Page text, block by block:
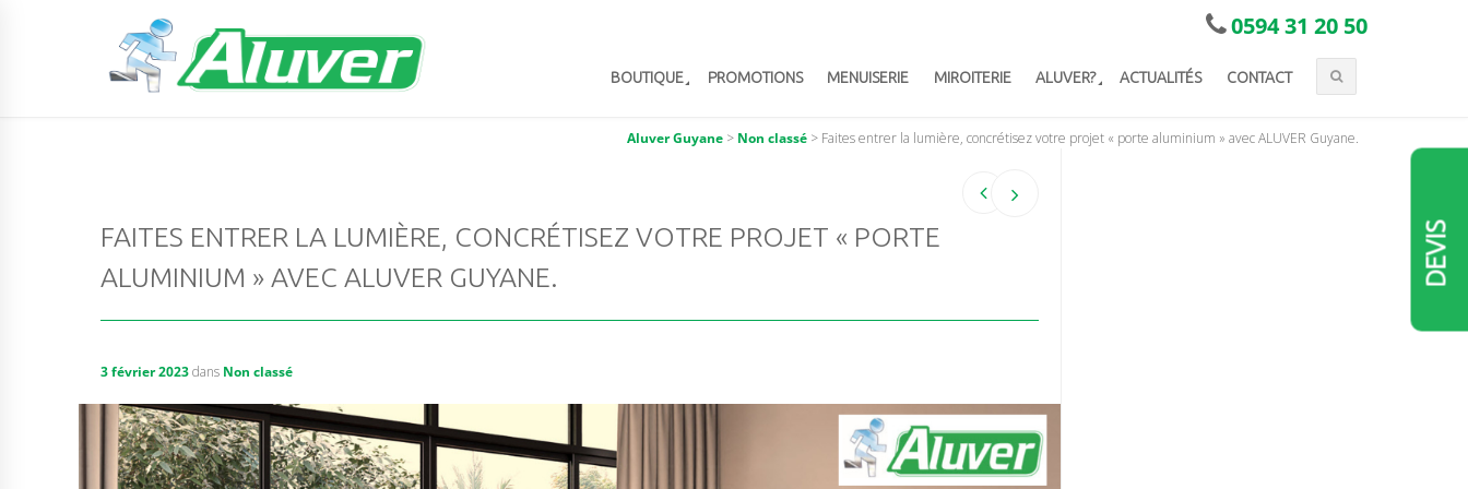
0594 31 20 50
BOUTIQUE PROMOTIONS MENUISERIE MIROITERIE ALUVER? ACTUALITÉS CONTACT
DEVIS
Aluver Guyane > Non classé > Faites entrer la lumière, concrétisez votre projet « porte aluminium » avec ALUVER Guyane.
FAITES ENTRER LA LUMIÈRE, CONCRÉTISEZ VOTRE PROJET « PORTE
ALUMINIUM » AVEC ALUVER GUYANE.
3 février 2023dans Non classé